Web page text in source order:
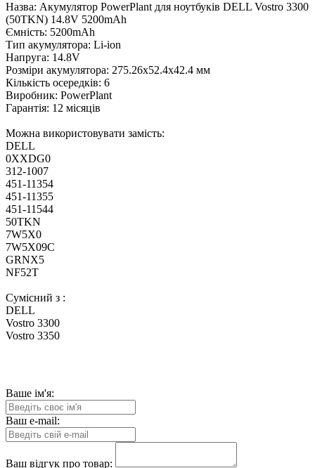
Назва: Акумулятор PowerPlant для ноутбуків DELL Vostro 3300
(50TKN) 14.8V 5200mAh
Ємність: 5200mAh
Тип акумулятора: Li-ion
Напруга: 14.8V
Розміри акумулятора: 275.26x52.4x42.4 мм
Кількість осередків: 6
Виробник: PowerPlant
Гарантія: 12 місяців
Можна використовувати замість:
DELL
0XXDG0
312-1007
451-11354
451-11355
451-11544
50TKN
7W5X0
7W5X09C
GRNX5
NF52T
Сумісний з :
DELL
Vostro 3300
Vostro 3350
Ваше ім'я:
Ваш e-mail:
Ваш відгук про товар: